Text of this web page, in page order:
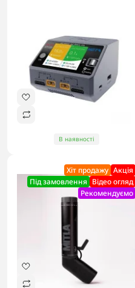
В наявності
Хіт продажу Акцiя
Під замовлення Відео огляд
Рекомендуємо